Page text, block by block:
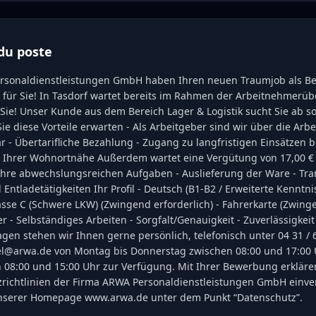
poste
GmbH haben Ihren neuen Traumjob als
Sie! In Tasdorf wartet bereits im Rahmen der
Unser Kunde aus dem Bereich Lager & Logistik sucht Sie ab
diese Vorteile erwarten - Als Arbeitgeber sind wir über die
- Übertarifliche Bezahlung - Zugang zu langfristigen Einsätzen
Wohnortnähe Außerdem wartet eine Vergütung von 17,00 €
abwechslungsreichen Aufgaben - Auslieferung der Ware -
Ihr Profil - Deutsch (B1-B2 / Erweiterte
C (Schwere LKW) (Zwingend erforderlich) - Fahrerkarte
- Selbständiges Arbeiten - Sorgfalt/Genauigkeit -
stehen wir Ihnen gerne persönlich, telefonisch unter 04 31 /
von Montag bis Donnerstag zwischen 08:00 und 17:00
08:00 und 15:00 Uhr zur Verfügung. Mit Ihrer Bewerbung
der Firma ARWA Personaldienstleistungen GmbH
Homepage www.arwa.de unter dem Punkt “Datenschutz”.